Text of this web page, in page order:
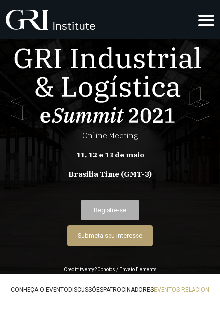
GRI
Online Meeting
11, 12 e 13 de maio
Brasilia Time (GMT-3)
Registre-se
Submeta seu interesse
Credit: twenty20photos / Envato Elements
CONHEÇA O EVENTO DISCUSSÕESPATROCINADORESEVENTOS